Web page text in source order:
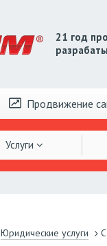
21 год
Продвижение
Услуги
Юридические услуги